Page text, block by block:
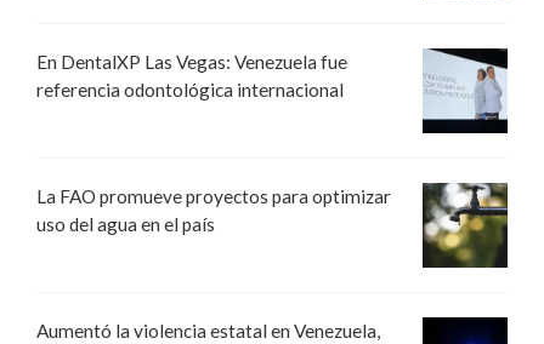
En DentalXP Las Vegas: Venezuela fue
referencia odontológica internacional
La FAO promueve proyectos para optimizar
uso del agua en el país
Aumentó la violencia estatal en Venezuela,